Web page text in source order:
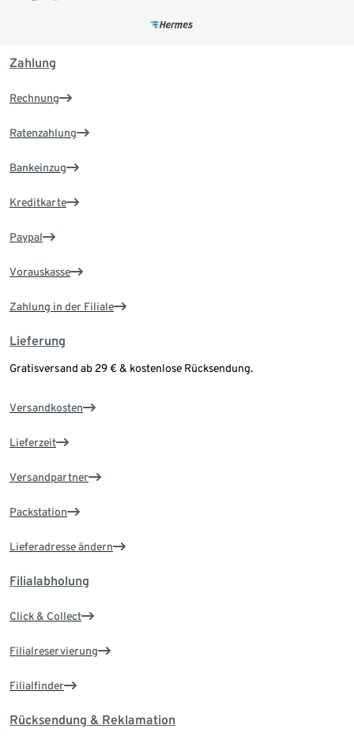
Zahlung
Rechnung
Ratenzahlung
Bankeinzug
Kreditkarte
Paypal
Vorauskasse
Zahlung in der Filiale
Lieferung
Gratisversand ab 29 € & kostenlose Rücksendung.
Versandkosten
Lieferzeit
Versandpartner
Packstation
Lieferadresse ändern
Filialabholung
Click & Collect
Filialreservierung
Filialfinder
Rücksendung & Reklamation